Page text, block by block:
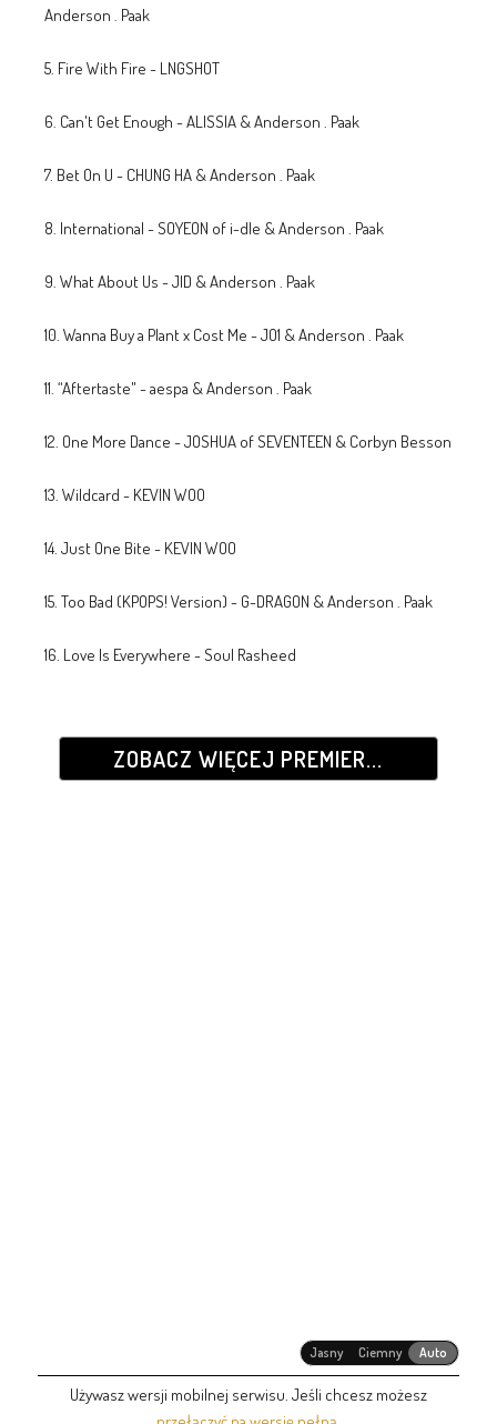
Anderson . Paak
5. Fire With Fire - LNGSHOT
6. Can't Get Enough - ALISSIA & Anderson . Paak
7. Bet On U - CHUNG HA & Anderson . Paak
8. International - SOYEON of i-dle & Anderson . Paak
9. What About Us - JID & Anderson . Paak
10. Wanna Buy a Plant x Cost Me - JO1 & Anderson . Paak
11. “Aftertaste" - aespa & Anderson . Paak
12. One More Dance - JOSHUA of SEVENTEEN & Corbyn Besson
13. Wildcard - KEVIN WOO
14. Just One Bite - KEVIN WOO
15. Too Bad (KPOPS! Version) - G-DRAGON & Anderson . Paak
16. Love Is Everywhere - Soul Rasheed
ZOBACZ WIĘCEJ PREMIER...
Jasny Ciemny Auto
Używasz wersji mobilnej serwisu. Jeśli chcesz możesz